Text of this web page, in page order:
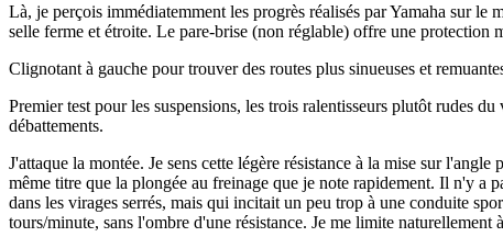
Là, je perçois immédiatemment les progrès réalisés par Yamaha sur le
selle ferme et étroite. Le pare-brise (non réglable) offre une protection
Clignotant à gauche pour trouver des routes plus sinueuses et
Premier test pour les suspensions, les trois ralentisseurs plutôt rudes
débattements.
J'attaque la montée. Je sens cette légère résistance à la mise sur
même titre que la plongée au freinage que je note rapidement. Il n'y a
dans les virages serrés, mais qui incitait un peu trop à une conduite
tours/minute, sans l'ombre d'une résistance. Je me limite